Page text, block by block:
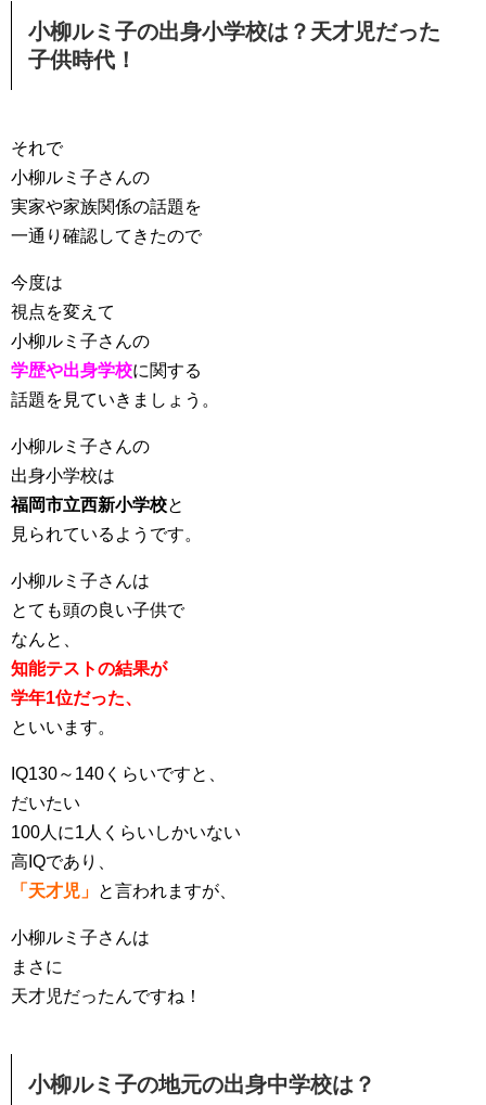
小柳ルミ子の出身小学校は？天才児だった
子供時代！
それで
小柳ルミ子さんの
実家や家族関係の話題を
一通り確認してきたので
今度は
視点を変えて
小柳ルミ子さんの
学歴や出身学校に関する
話題を見ていきましょう。
小柳ルミ子さんの
出身小学校は
福岡市立西新小学校と
見られているようです。
小柳ルミ子さんは
とても頭の良い子供で
なんと、
知能テストの結果が
学年1位だった、
といいます。
IQ130～140くらいですと、
だいたい
100人に1人くらいしかいない
高IQであり、
「天才児」 と言われますが、
小柳ルミ子さんは
まさに
天才児だったんですね！
小柳ルミ子の地元の出身中学校は？